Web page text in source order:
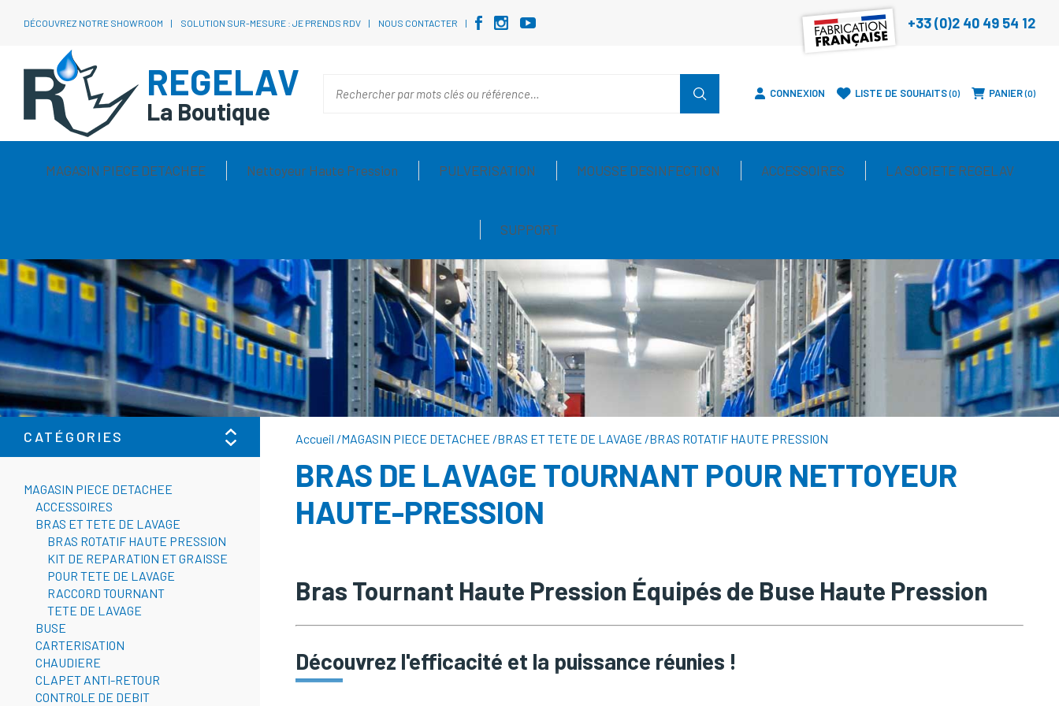
DÉCOUVREZ NOTRE SHOWROOM SOLUTION SUR-MESURE : JE PRENDS RDV NOUS CONTACTER +33 (0)2 40 49 54 12
REGELAV
La Boutique
CONNEXION LISTE DE SOUHAITS 0 PANIER 0
MAGASIN PIECE DETACHEE Nettoyeur Haute Pression PULVERISATION MOUSSE DESINFECTION ACCESSOIRES LA SOCIETE REGELAV
SUPPORT
Accueil /MAGASIN PIECE DETACHEE /BRAS ET TETE DE LAVAGE /BRAS ROTATIF HAUTE PRESSION
CATÉGORIES
MAGASIN PIECE DETACHEE
ACCESSOIRES
BRAS ET TETE DE LAVAGE
BRAS ROTATIF HAUTE PRESSION
KIT DE REPARATION ET GRAISSE
POUR TETE DE LAVAGE
RACCORD TOURNANT
TETE DE LAVAGE
BUSE
CARTERISATION
CHAUDIERE
CLAPET ANTI-RETOUR
CONTROLE DE DEBIT
BRAS DE LAVAGE TOURNANT POUR NETTOYEUR
HAUTE-PRESSION
Bras Tournant Haute Pression Équipés de Buse Haute Pression
Découvrez l'efficacité et la puissance réunies !